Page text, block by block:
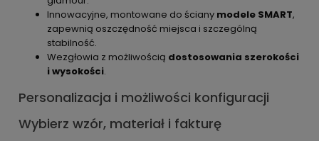
Innowacyjne, montowane do ściany modele SMART,
zapewnią oszczędność miejsca i szczególną
stabilność.
Wezgłowia z możliwością dostosowania szerokości
i wysokości.
Personalizacja i możliwości konfiguracji
Wybierz wzór, materiał i fakturę